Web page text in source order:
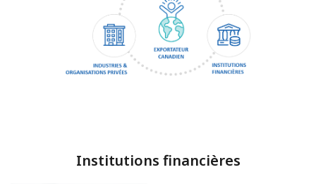
Institutions financières